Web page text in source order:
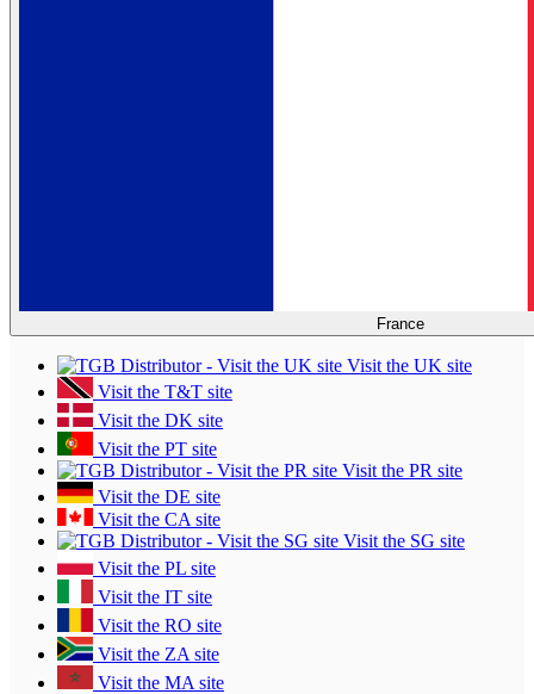
France
Visit the UK site
Visit the T&T site
Visit the DK site
Visit the PT site
Visit the PR site
Visit the DE site
Visit the CA site
Visit the SG site
Visit the PL site
Visit the IT site
Visit the RO site
Visit the ZA site
Visit the MA site